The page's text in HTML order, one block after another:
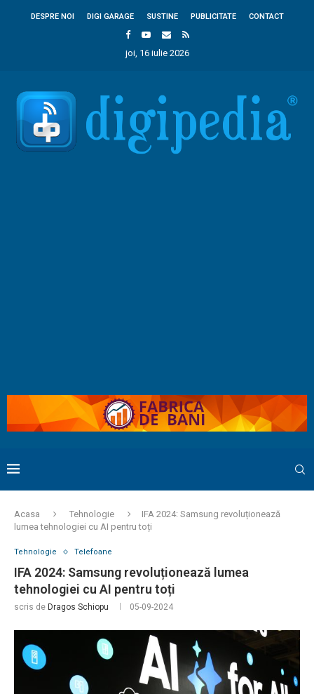
DESPRE NOI DIGI GARAGE SUSTINE PUBLICITATE CONTACT
joi, 16 iulie 2026
Acasa Tehnologie
IFA 2024: Samsung revoluționează
lumea tehnologiei cu AI pentru toți
Tehnologie Telefoane
IFA 2024: Samsung revoluționează lumea
tehnologiei cu AI pentru toți
scris de Dragos Schiopu 05-09-2024